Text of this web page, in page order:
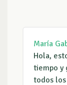
María
Hola,
tiempo y
todos los